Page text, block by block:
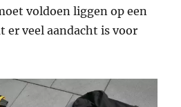
voldoen liggen op een
er veel aandacht is voor